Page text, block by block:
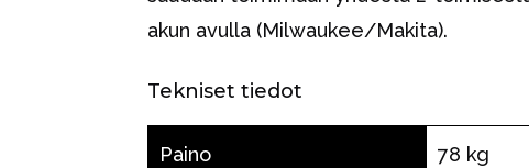
akun avulla (Milwaukee/Makita).
Tekniset tiedot
Paino 78 kg